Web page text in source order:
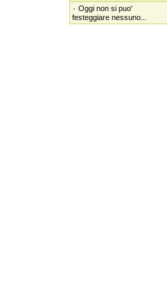
۰ Oggi non si puo'
festeggiare nessuno...